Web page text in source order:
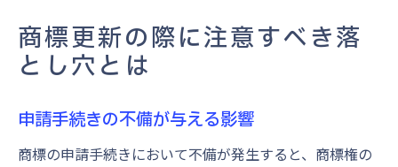
商標更新の際に注意すべき落
とし穴とは
申請手続きの不備が与える影響
商標の申請手続きにおいて不備が発生すると、商標権の